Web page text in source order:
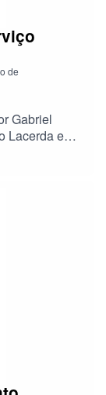
de
Gabriel
Lacerda e